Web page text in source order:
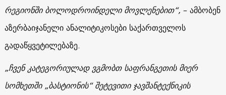
რეგიონში ბოლოდროინდელი მოვლენებით“, – ამბობენ
აზერბაიჯანელი ანალიტიკოსები საქართველოს
გადაწყვეტილებაზე.
„ჩვენ კატეგორიულად ვგმობთ საფრანგეთის მიერ
სომხეთში „ბასტიონის“ შეტევითი ჯავშანტექნიკის